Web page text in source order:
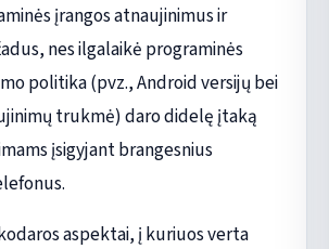
įrangos atnaujinimus ir
nes ilgalaikė programinės
politika (pvz., Android versijų bei
trukmė) daro didelę įtaką
įsigyjant brangesnius
aspektai, į kuriuos verta